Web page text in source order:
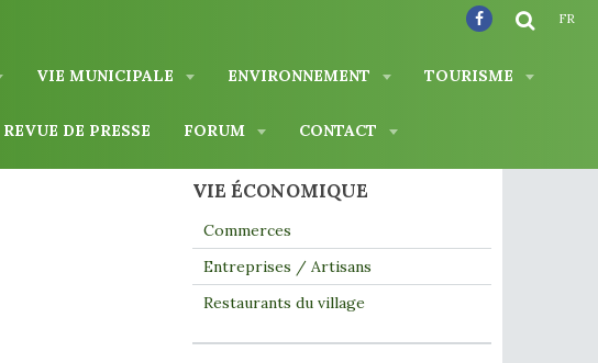
VIE MUNICIPALE ENVIRONNEMENT TOURISME
REVUE DE PRESSE FORUM CONTACT
FR
VIE ÉCONOMIQUE
Commerces
Entreprises / Artisans
Restaurants du village